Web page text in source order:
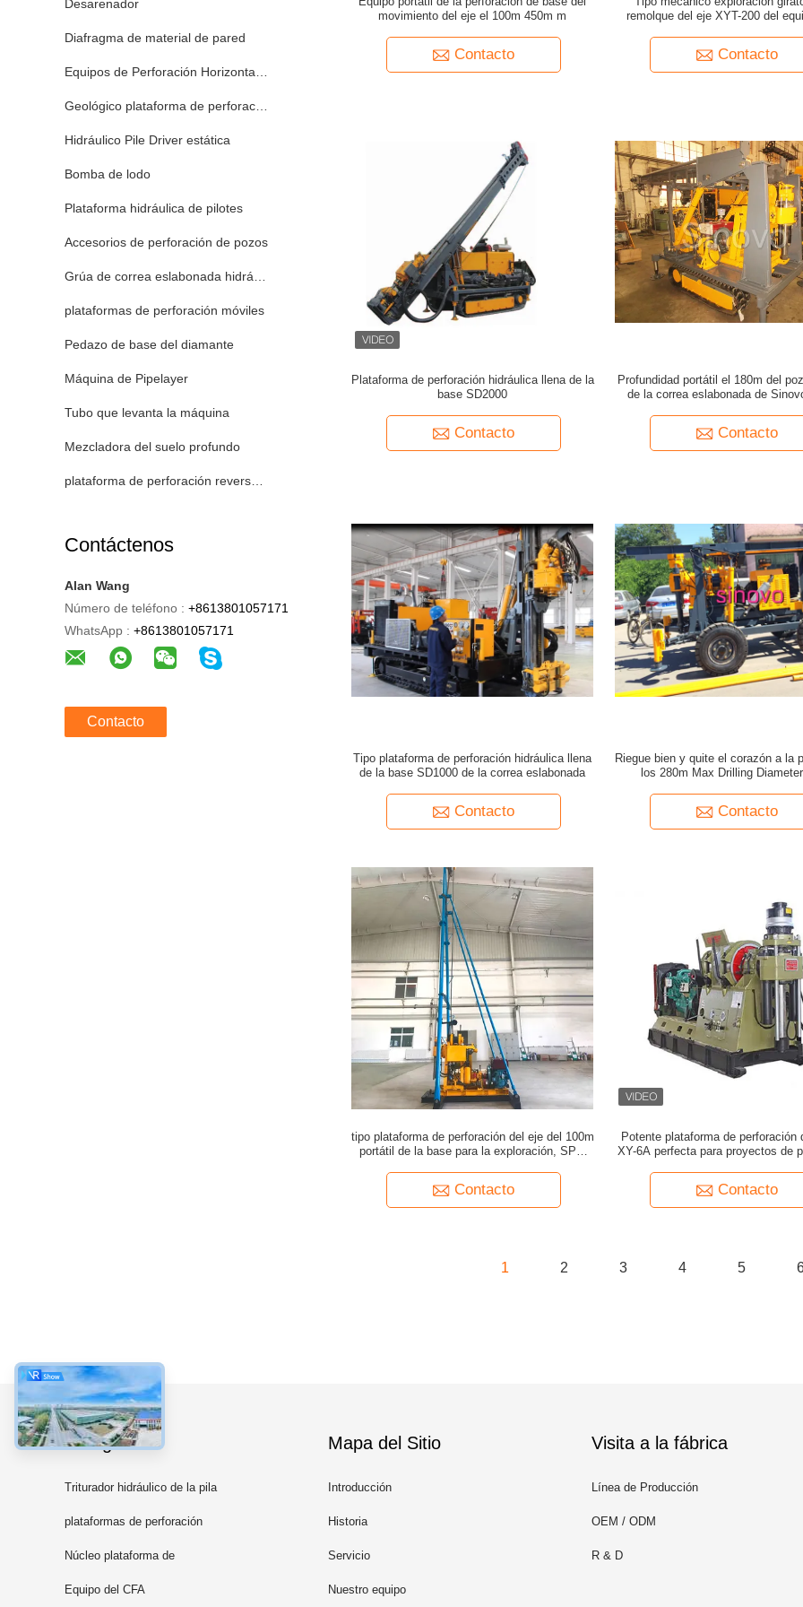
Desarenador
Diafragma de material de pared
Equipos de Perforación Horizontal Perforación Direccional
Geológico plataforma de perforación
Hidráulico Pile Driver estática
Bomba de lodo
Plataforma hidráulica de pilotes
Accesorios de perforación de pozos
Grúa de correa eslabonada hidráulica
plataformas de perforación móviles
Pedazo de base del diamante
Máquina de Pipelayer
Tubo que levanta la máquina
Mezcladora del suelo profundo
plataforma de perforación reversa de la circulación
Contáctenos
Alan Wang
Número de teléfono : +8613801057171
WhatsApp : +8613801057171
Contacto
movimiento del eje el 100m 450m m
Contacto
remolque del eje XYT-200 del
Contacto
Plataforma de perforación hidráulica llena de la
base SD2000
Contacto
Profundidad portátil el 180m del
de la correa eslabonada de
montado en la correa eslabonada
Contacto
Tipo plataforma de perforación hidráulica llena
de la base SD1000 de la correa eslabonada
Contacto
Riegue bien y quite el corazón a la
los 280m Max Drilling
remolque o tipo de la correa
Contacto
tipo plataforma de perforación del eje del 100m
portátil de la base para la exploración, SPT,
Contacto
Potente plataforma de perforación
XY-6A perfecta para proyectos de
Contacto
1 2 3 4 5
Categorías
Triturador hidráulico de la pila
plataformas de perforación
rotatoria
Núcleo plataforma de
perforación
Equipo del CFA
Mapa del Sitio
Introducción
Historia
Servicio
Nuestro equipo
Visita a la fábrica
Línea de Producción
OEM / ODM
R & D